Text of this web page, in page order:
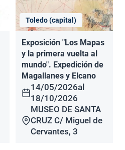
Toledo (capital)
Exposición "Los Mapas
y la primera vuelta al
mundo". Expedición de
Magallanes y Elcano
14/05/2026al
18/10/2026
MUSEO DE SANTA
CRUZ C/ Miguel de
Cervantes, 3